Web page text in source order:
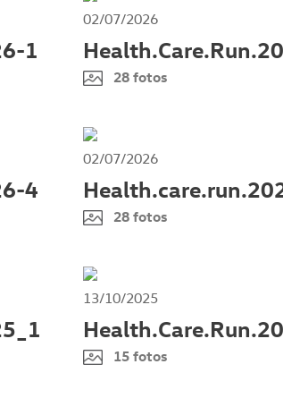
1
02/07/2026
28 fotos
4
02/07/2026
28 fotos
13/10/2025
15 fotos